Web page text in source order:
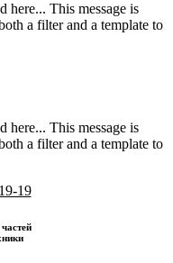
here... This message is
a filter and a template to
here... This message is
a filter and a template to
19